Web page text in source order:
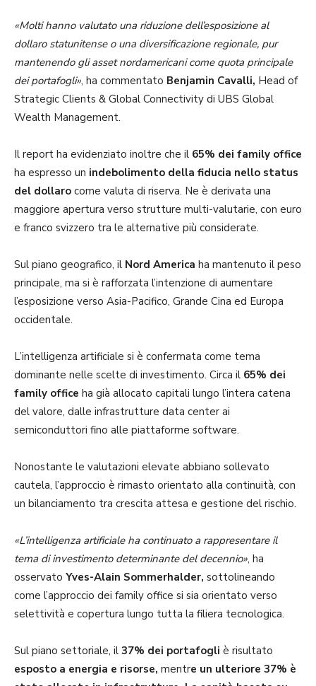
«Molti hanno valutato una riduzione dell’esposizione al
dollaro statunitense o una diversificazione regionale, pur
mantenendo gli asset nordamericani come quota principale
dei portafogli», ha commentato Benjamin Cavalli, Head of
Strategic Clients & Global Connectivity di UBS Global
Wealth Management.
Il report ha evidenziato inoltre che il 65% dei family office
ha espresso un indebolimento della fiducia nello status
del dollaro come valuta di riserva. Ne è derivata una
maggiore apertura verso strutture multi-valutarie, con euro
e franco svizzero tra le alternative più considerate.
Sul piano geografico, il Nord America ha mantenuto il peso
principale, ma si è rafforzata l’intenzione di aumentare
l’esposizione verso Asia-Pacifico, Grande Cina ed Europa
occidentale.
L’intelligenza artificiale si è confermata come tema
dominante nelle scelte di investimento. Circa il 65% dei
family office ha già allocato capitali lungo l’intera catena
del valore, dalle infrastrutture data center ai
semiconduttori fino alle piattaforme software.
Nonostante le valutazioni elevate abbiano sollevato
cautela, l’approccio è rimasto orientato alla continuità, con
un bilanciamento tra crescita attesa e gestione del rischio.
«L’intelligenza artificiale ha continuato a rappresentare il
tema di investimento determinante del decennio», ha
osservato Yves-Alain Sommerhalder, sottolineando
come l’approccio dei family office si sia orientato verso
selettività e copertura lungo tutta la filiera tecnologica.
Sul piano settoriale, il 37% dei portafogli è risultato
esposto a energia e risorse, mentre un ulteriore 37% è